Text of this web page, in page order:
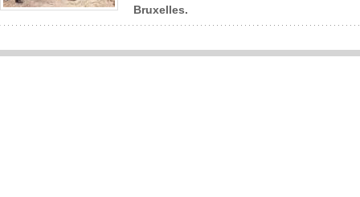
Bruxelles.